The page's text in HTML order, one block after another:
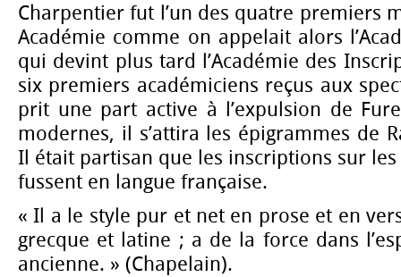
Charpentier fut l’un des quatre premiers
Académie comme on appelait alors
qui devint plus tard l’Académie des
six premiers académiciens reçus aux
prit une part active à l’expulsion de
modernes, il s’attira les épigrammes de
Il était partisan que les inscriptions sur
fussent en langue française.
« Il a le style pur et net en prose et en
grecque et latine ; a de la force dans
ancienne. » (Chapelain).